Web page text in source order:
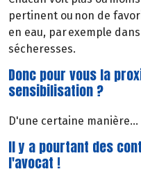
pertinent ou non de
en eau, par exemple
sécheresses.
Donc pour vous la
sensibilisation ?
D'une certaine manière...
Il y a pourtant des
l'avocat !